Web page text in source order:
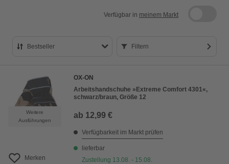
Verfügbar in meinem Markt
Bestseller
Preis aufsteigend
Preis absteigend
Bewertung
Filtern
Weitere
Ausführungen
Merken
OX-ON
Arbeitshandschuhe »Extreme Comfort 4301«,
schwarz/braun, Größe 12
ab 12,99 €
Verfügbarkeit im Markt prüfen
lieferbar
Zustellung 13.08. - 15.08.